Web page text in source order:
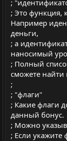
;
; Это функция,
Например
деньги,
; а
наносимый
; Полный
сможете найти
;
; "флаги"
; Какие флаги
данный бонус.
; Можно
; Если укажите